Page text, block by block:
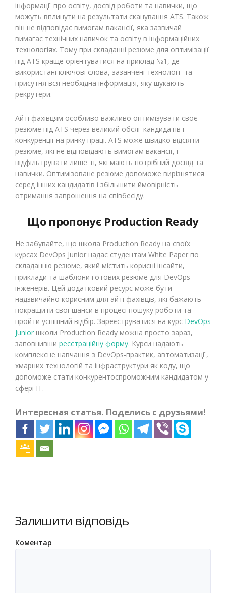
інформації про освіту, досвід роботи та навички, що
можуть вплинути на результати сканування ATS. Також
він не відповідає вимогам вакансії, яка зазвичай
вимагає технічних навичок та освіту в інформаційних
технологіях. Тому при складанні резюме для оптимізації
під ATS краще орієнтуватися на приклад №1, де
використані ключові слова, зазанчені технології та
присутня вся необхідна інформація, яку шукають
рекрутери.
Айті фахівцям особливо важливо оптимізувати своє
резюме під ATS через великий обсяг кандидатів і
конкуренції на ринку праці. ATS може швидко відсіяти
резюме, які не відповідають вимогам вакансії, і
відфільтрувати лише ті, які мають потрібний досвід та
навички. Оптимізоване резюме допоможе вирізнятися
серед інших кандидатів і збільшити ймовірність
отримання запрошення на співбесіду.
Що пропонує Production Ready
Не забувайте, що школа Production Ready на своїх
курсах DevOps Junior надає студентам White Paper по
складанню резюме, який містить корисні інсайти,
приклади та шаблони готових резюме для DevOps-
інженерів. Цей додатковий ресурс може бути
надзвичайно корисним для айті фахівців, які бажають
покращити свої шанси в процесі пошуку роботи та
пройти успішний відбір. Зареєструватися на курс DevOps
Junior школи Production Ready можна просто зараз,
заповнивши реєстраційну форму. Курси надають
комплексне навчання з DevOps-практик, автоматизації,
хмарних технологій та інфраструктури як коду, що
допоможе стати конкурентоспроможним кандидатом у
сфері IT.
Интересная статья. Поделись с друзьями!
Залишити відповідь
Коментар